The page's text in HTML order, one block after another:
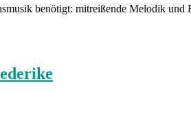
benötigt: mitreißende Melodik